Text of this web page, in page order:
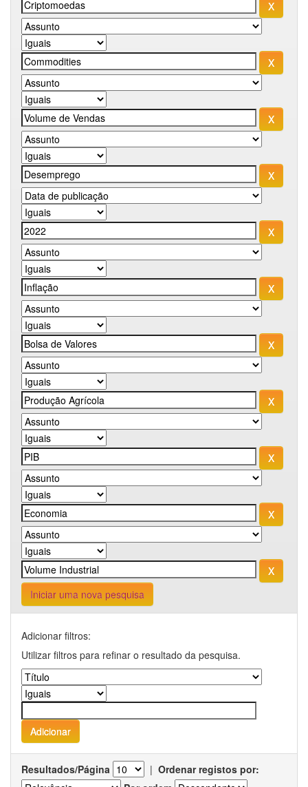
Iniciar uma nova pesquisa
Adicionar filtros:
Utilizar filtros para refinar o resultado da pesquisa.
Resultados/Página | Ordenar registos por: